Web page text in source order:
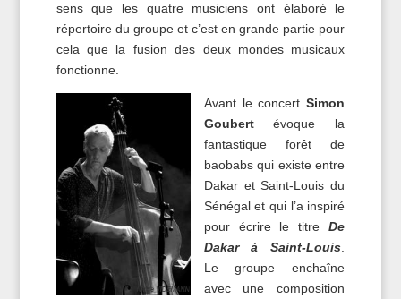
sens que les quatre musiciens ont élaboré le
répertoire du groupe et c’est en grande partie pour
cela que la fusion des deux mondes musicaux
fonctionne.
Avant le concertSimon
Goubertévoque la
fantastique forêt de
baobabs qui existe entre
Dakar et Saint-Louis du
Sénégal et qui l’a inspiré
pour écrire le titreDe
Dakar à Saint-Louis
Le groupe enchaîne
avec une composition